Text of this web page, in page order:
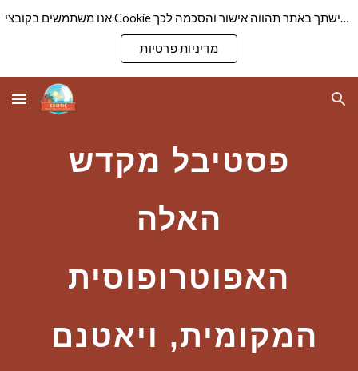
Skip to main content Skip to navigation
אנו משתמשים בקובצי Cookie כדי להבטיח שנספק לך את חוויית הגלישה הטובה ביותר באתר שלנו. המשך גלישתך באתר תהווה אישור והסכמה לכך
מדיניות פרטיות
פסטיבל מקדש
האלה
האפוטרופוסית
המקומית, ויאטנם